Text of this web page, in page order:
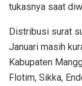
tukasnya saat
Distribusi surat
Januari masih
Kabupaten
Flotim, Sikka,